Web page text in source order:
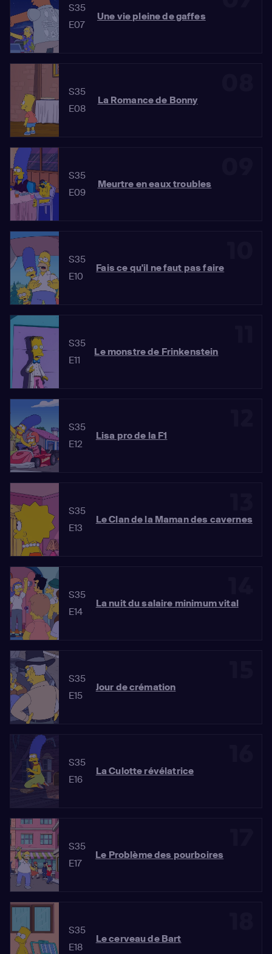
S35
E07
Une vie pleine de gaffes
S35
E08
La Romance de Bonny
S35
E09
Meurtre en eaux troubles
S35
E10
Fais ce qu'il ne faut pas faire
S35
E11
Le monstre de Frinkenstein
S35
E12
Lisa pro de la F1
S35
E13
Le Clan de la Maman des cavernes
S35
E14
La nuit du salaire minimum vital
S35
E15
Jour de crémation
S35
E16
La Culotte révélatrice
S35
E17
Le Problème des pourboires
S35
E18
Le cerveau de Bart